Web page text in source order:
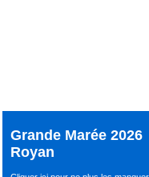
Grande Marée 2026
Royan